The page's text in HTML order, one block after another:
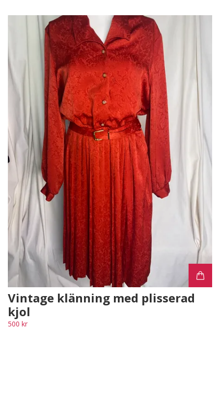
Vintage klänning med plisserad
kjol
500 kr